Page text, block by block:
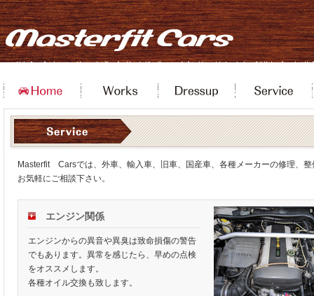
Masterfit Carsでは、外車、輸入車、旧車、国産車、各種メーカーの修理、
お気軽にご相談下さい。
エンジン関係
エンジンからの異音や異臭は致命損傷の警告
でもあります。異常を感じたら、早めの点検
をオススメします。
各種オイル交換も致します。